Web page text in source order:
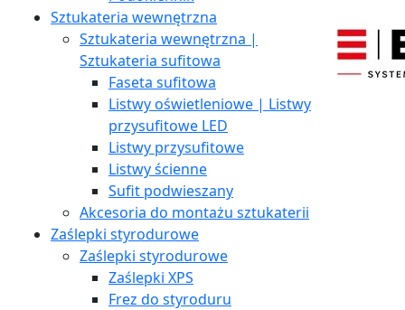
Sztukateria wewnętrzna
Sztukateria wewnętrzna |
Sztukateria sufitowa
Faseta sufitowa
Listwy oświetleniowe | Listwy
przysufitowe LED
Listwy przysufitowe
Listwy ścienne
Sufit podwieszany
Akcesoria do montażu sztukaterii
Zaślepki styrodurowe
Zaślepki styrodurowe
Zaślepki XPS
Frez do styroduru